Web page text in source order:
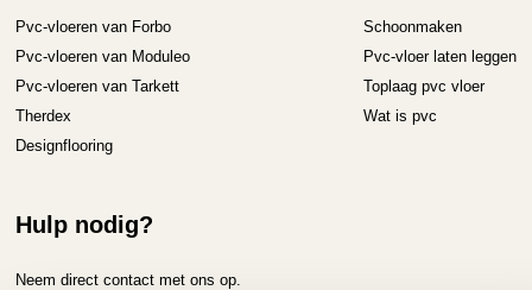
Pvc-vloeren van Forbo
Pvc-vloeren van Moduleo
Pvc-vloeren van Tarkett
Therdex
Designflooring
Schoonmaken
Pvc-vloer laten leggen
Toplaag pvc vloer
Wat is pvc
Hulp nodig?
Neem direct contact met ons op.